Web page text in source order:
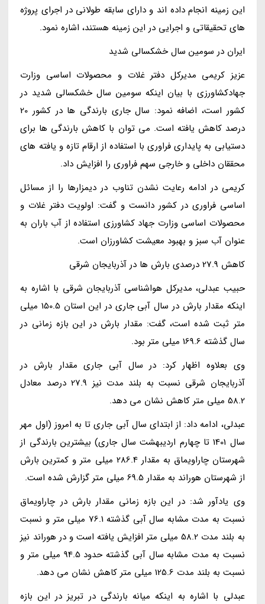
این زمینه انجام داده اند و دارای سابقه طولانی در اجرای پروژه
های تحقیقاتی و اجرایی در این زمینه هستند، اشاره نمود.
ایران در سومین سال خشکسالی شدید
عزیز کریمی مدیرکل دفتر غلات و محصولات اساسی وزارت
جهادکشاورزی با بیان اینکه سومین سال خشکسالی شدید در
کشور است، اضافه نمود: سال جاری بارندگی ها در کشور 20
درصد کاهش یافته است. می توان با کاهش بارندگی ها برای
دستیابی به پایداری فراوری با استفاده از ارقام تازه و یافته های
محققان داخلی و خارجی سهم فراوری را افزایش داد.
کریمی در ادامه رعایت نشدن تناوب در دیمزارها را از مسائل
اساسی فراوری در کشور دانست و گفت: اولویت دفتر غلات و
محصولات اساسی وزارت جهاد کشاورزی استفاده از آب باران به
عنوان آب سبز و بهبود معیشت کشاورزان است.
کاهش 27.9 درصدی بارش ها در آذربایجان شرقی
حبیب عبدلی، مدیرکل هواشناسی آذربایجان شرقی با اشاره به
اینکه مقدار بارش در سال آبی جاری در این استان 150.5 میلی
متر ثبت شده است، گفت: مقدار بارش در این بازه زمانی در
سال گذشته 169.6 میلی متر بود.
وی بعلاوه اظهار کرد: در سال آبی جاری مقدار بارش در
آذربایجان شرقی نسبت به بلند مدت نیز 27.9 درصد معادل
58.2 میلی متر کاهش نشان می دهد.
عبدلی، ادامه داد: از ابتدای سال آبی جاری تا به امروز (اول مهر
سال 1401 تا چهارم اردیبهشت سال جاری) بیشترین بارندگی از
شهرستان چاراویماق به مقدار 286.4 میلی متر و کمترین بارش
از شهرستان هوراند به مقدار 69.5 میلی متر گزارش شده است.
وی یادآور شد: در این بازه زمانی مقدار بارش در چاراویماق
نسبت به مدت مشابه سال آبی گذشته 76.1 میلی متر و نسبت
به بلند مدت 58.2 میلی متر افزایش یافته است و در هوراند نیز
نسبت به مدت مشابه سال آبی گذشته حدود 94.5 میلی متر و
نسبت به بلند مدت 125.6 میلی متر کاهش نشان می دهد.
عبدلی با اشاره به اینکه میانه بارندگی در تبریز در این بازه